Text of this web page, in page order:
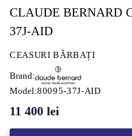
CLAUDE BERNARD
37J-AID
CEASURI BĂRBAȚI
Brand:
Model:80095-37J-AID
11 400 lei